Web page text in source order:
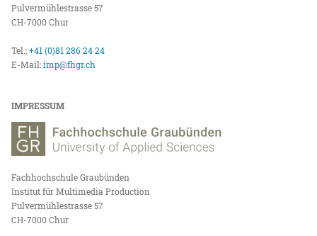
Pulvermühlestrasse 57
CH-7000 Chur
Tel.:+41 (0)81 286 24 24
E-Mail:imp@fhgr.ch
IMPRESSUM
Fachhochschule Graubünden
Institut für Multimedia Production
Pulvermühlestrasse 57
CH-7000 Chur